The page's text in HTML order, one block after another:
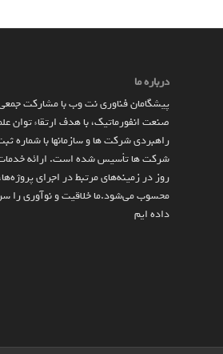
درباره ما
پیشگامان فناوری نت وب با مشارکت
صنعت انفورماتیک، با هدف ارتقاء توان
شرکت ها تأسیس شده است. ارائه
روز در زمینه‌های مرتبط در اجرای
محسوب می‌شود.ما خلاقیت و نوآوری را سر
داده ایم